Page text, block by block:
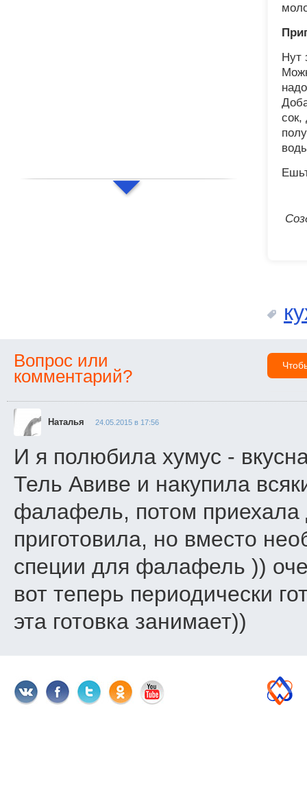
Нут
сок,
Вопрос или
комментарий?
Наталья 24.05.2015 в 17:56
И я полюбила хумус -
Тель Авиве и накупила
фалафель, потом
приготовила, но вместо
специи для фалафель ))
вот теперь периодически
эта готовка занимает))